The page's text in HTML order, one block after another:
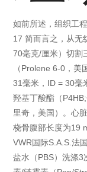
如前所述，组织工
17 简而言之，从无
70毫克/厘米）切割
（Prolene 6-0，
31毫米，ID = 30毫
羟基丁酸酯（
里奇，美国）。心
桡骨腹部长度为19
VWR国际S.A.S.法
盐水（PBS）洗涤